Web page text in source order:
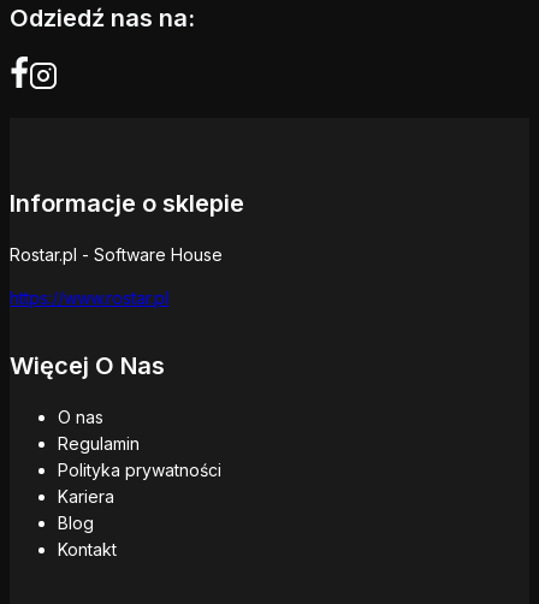
Odziedź nas na:
Informacje o sklepie
Rostar.pl - Software House
https://www.rostar.pl
Więcej O Nas
O nas
Regulamin
Polityka prywatności
Kariera
Blog
Kontakt